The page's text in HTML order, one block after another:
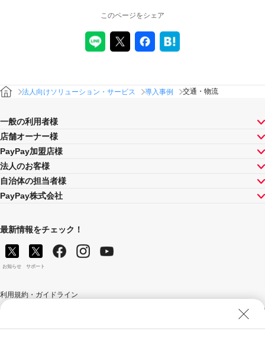
このページをシェア
法人向けソリューション・サービス 導入事例 交通・物流
一般の利用者様
店舗オーナー様
PayPay加盟店様
法人のお客様
自治体の担当者様
PayPay株式会社
最新情報をチェック！
お知らせ サポート
利用規約・ガイドライン
商標・登録商標について
ソフトバンク人権ポリシー